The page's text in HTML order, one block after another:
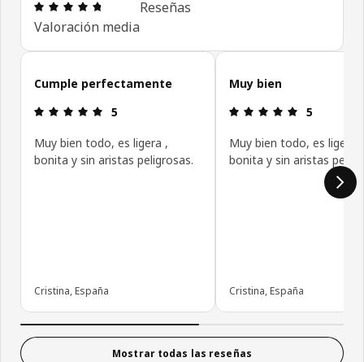
Reseña: 4.7 de 5 estrellas. Revisiones totales:
Valoración media
Reseñas
Omitir las opiniones de los clientes
Cumple perfectamente
Reseña: 5 de 5 estrellas.
5
Muy bien todo, es ligera ,
bonita y sin aristas peligrosas.
Cristina, España
Muy bien
Reseña: 5
5
Muy bien todo, es ligera ,
bonita y sin aristas
Cristina, España
Mostrar todas las reseñas